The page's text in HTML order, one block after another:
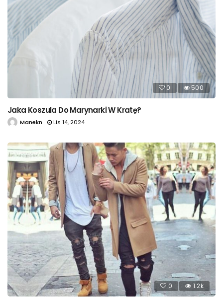
0 500
Jaka Koszula Do Marynarki W Kratę?
Manekn Lis 14, 2024
0 1.2k